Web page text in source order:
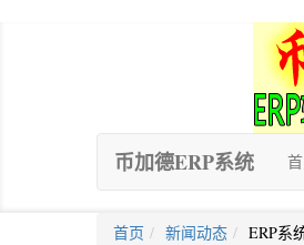
币加德ERP系统
首页 新闻动态 ERP系